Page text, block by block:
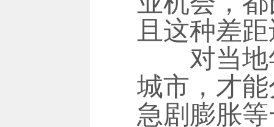
且这种差
对当地年
城市，才
急剧膨胀